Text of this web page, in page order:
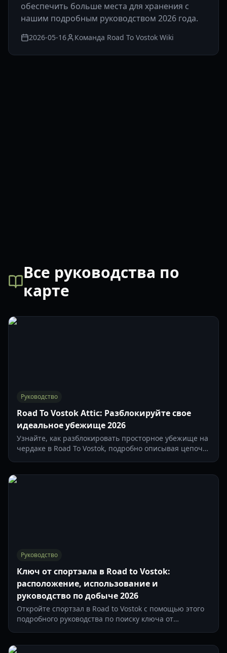
обеспечить больше места для хранения с
нашим подробным руководством 2026 года.
2026-05-16 Команда Road To Vostok Wiki
Все руководства по
карте
Руководство
Road To Vostok Attic: Разблокируйте свое
идеальное убежище 2026
Узнайте, как разблокировать просторное убежище на
чердаке в Road To Vostok, подробно описывая цепочку
Руководство
Ключ от спортзала в Road to Vostok:
расположение, использование и
руководство по добыче 2026
Откройте спортзал в Road to Vostok с помощью этого
подробного руководства по поиску ключа от